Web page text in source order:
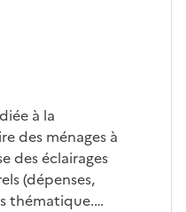
à la
des ménages à
des éclairages
(dépenses,
thématique.…